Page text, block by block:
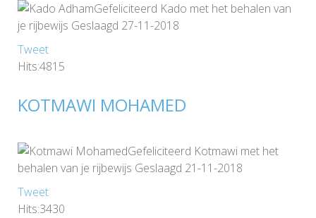
Gefeliciteerd Kado met het behalen van
je rijbewijs Geslaagd 27-11-2018
Tweet
Hits:4815
KOTMAWI MOHAMED
Gefeliciteerd Kotmawi met het
behalen van je rijbewijs Geslaagd 21-11-2018
Tweet
Hits:3430